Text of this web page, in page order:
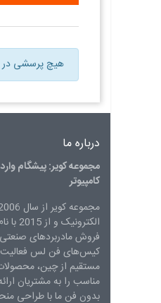
هیچ پرسشی
درباره ما
مجموعه کویر: پیشگام
کامپیوتر
فروش مادربردهای
کیس‌های فن لس فعالیت
مستقیم از چین،
مناسب را به مشتریان
بدون فن ما با طراحی